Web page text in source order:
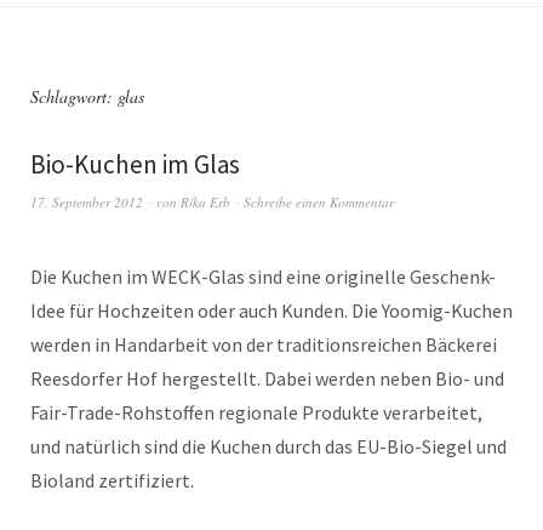
Schlagwort: glas
Bio-Kuchen im Glas
17. September 2012 von Rika Erb Schreibe einen Kommentar
Die Kuchen im WECK-Glas sind eine originelle Geschenk-
Idee für Hochzeiten oder auch Kunden. Die Yoomig-Kuchen
werden in Handarbeit von der traditionsreichen Bäckerei
Reesdorfer Hof hergestellt. Dabei werden neben Bio- und
Fair-Trade-Rohstoffen regionale Produkte verarbeitet,
und natürlich sind die Kuchen durch das EU-Bio-Siegel und
Bioland zertifiziert.